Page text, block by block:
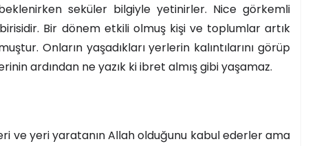
seküler bilgiyle yetinirler. Nice görkemli
Bir dönem etkili olmuş kişi ve toplumlar artık
Onların yaşadıkları yerlerin kalıntılarını görüp
ardından ne yazık ki ibret almış gibi yaşamaz.
ve yeri yaratanın Allah olduğunu kabul ederler ama